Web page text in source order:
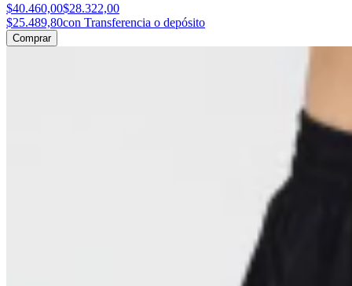
$40.460,00$28.322,00
$25.489,80con Transferencia o depósito
Comprar